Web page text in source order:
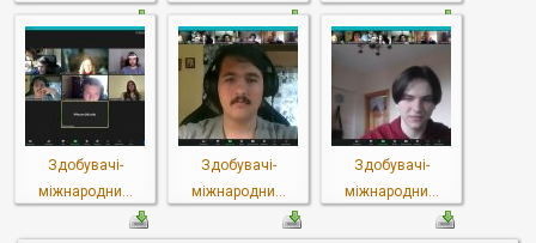
Здобувачі-
міжнародни...
Здобувачі-
міжнародни...
Здобувачі-
міжнародни...